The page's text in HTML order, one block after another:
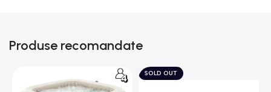
Produse recomandate
SOLD OUT